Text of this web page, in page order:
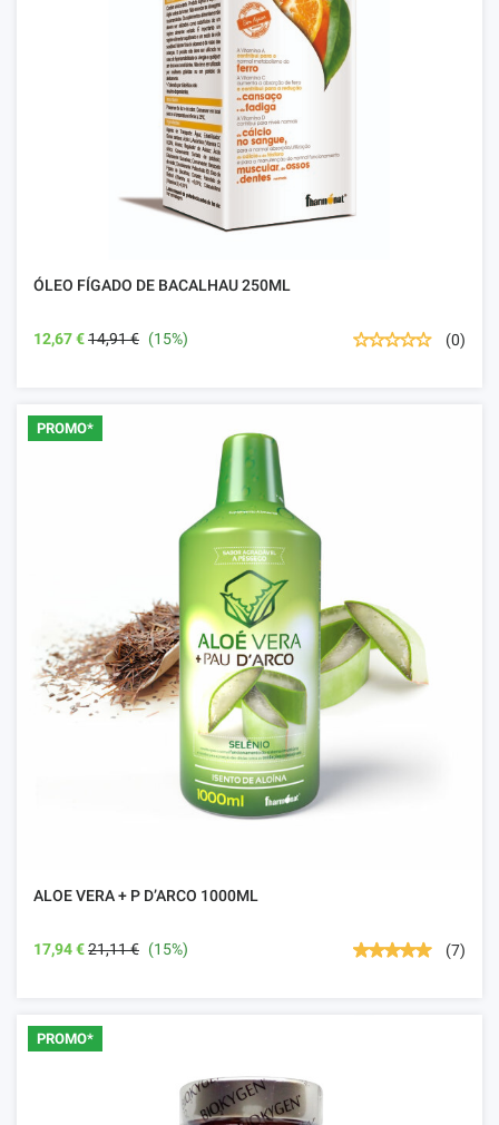
ÓLEO FÍGADO DE BACALHAU 250ML
12,67 €14,91 € (15%) (0)
PROMO*
ALOE VERA + P D’ARCO 1000ML
17,94 €21,11 € (15%) (7)
PROMO*